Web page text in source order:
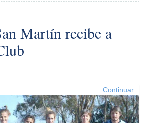
Martín recibe a
Continuar...